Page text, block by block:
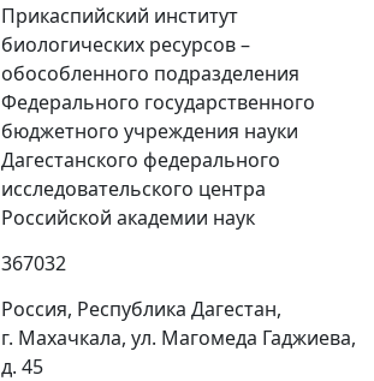
Прикаспийский институт
биологических ресурсов –
обособленного подразделения
Федерального государственного
бюджетного учреждения науки
Дагестанского федерального
исследовательского центра
Российской академии наук
367032
Россия, Республика Дагестан,
г. Махачкала, ул. Магомеда Гаджиева,
д. 45